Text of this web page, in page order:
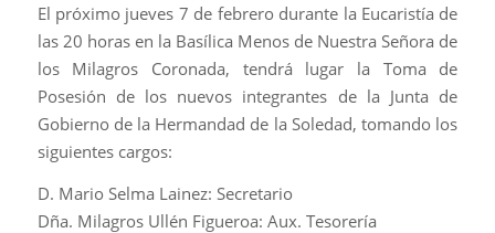
El próximo jueves 7 de febrero durante la Eucaristía de
las 20 horas en la Basílica Menos de Nuestra Señora de
los Milagros Coronada, tendrá lugar la Toma de
Posesión de los nuevos integrantes de la Junta de
Gobierno de la Hermandad de la Soledad, tomando los
siguientes cargos:
D. Mario Selma Lainez: Secretario
Dña. Milagros Ullén Figueroa: Aux. Tesorería